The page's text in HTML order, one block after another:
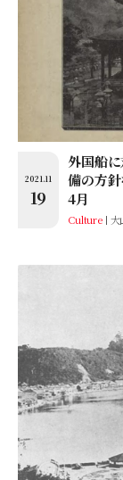
2021.11
19
外国船
備の方
4月
Culture 大